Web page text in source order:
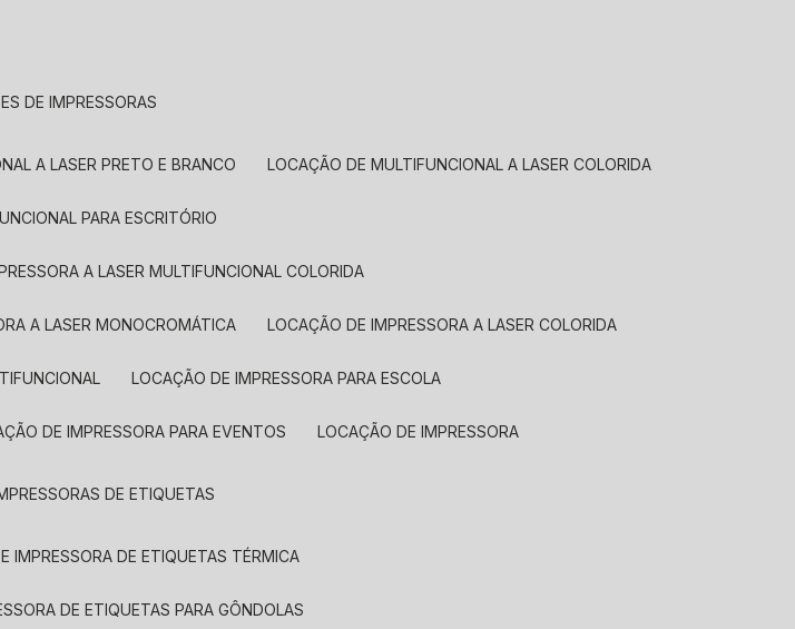
DE IMPRESSORAS
A LASER PRETO E BRANCO LOCAÇÃO DE MULTIFUNCIONAL A LASER COLORIDA
PARA ESCRITÓRIO
A LASER MULTIFUNCIONAL COLORIDA
A LASER MONOCROMÁTICA LOCAÇÃO DE IMPRESSORA A LASER COLORIDA
LOCAÇÃO DE IMPRESSORA PARA ESCOLA
DE IMPRESSORA PARA EVENTOS LOCAÇÃO DE IMPRESSORA
DE ETIQUETAS
IMPRESSORA DE ETIQUETAS TÉRMICA
DE ETIQUETAS PARA GÔNDOLAS